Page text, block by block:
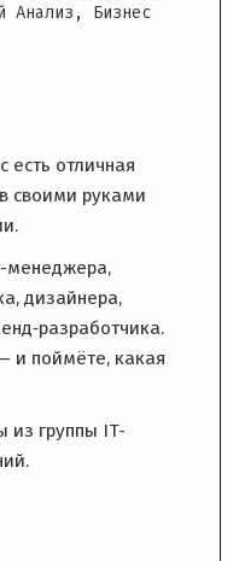
Анализ, Бизнес
есть отличная
своими руками
менеджера,
дизайнера,
и поймёте, какая
из группы IT-